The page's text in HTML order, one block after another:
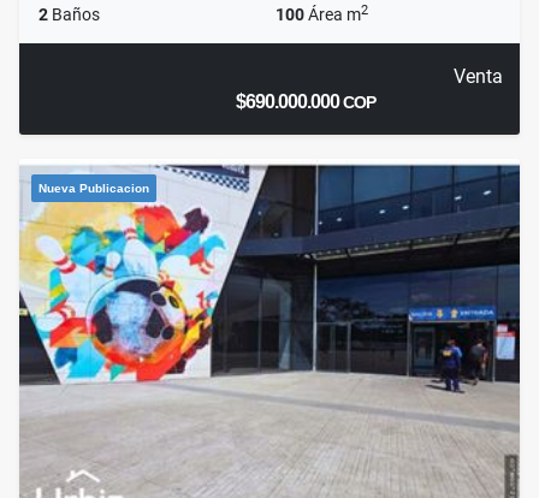
2 Baños 100Área m2
Venta
$690.000.000COP
Nueva Publicacion